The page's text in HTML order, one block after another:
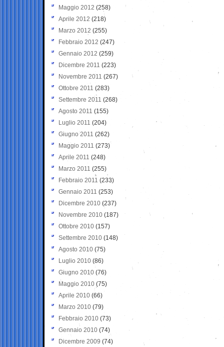
Maggio 2012 (258)
Aprile 2012 (218)
Marzo 2012 (255)
Febbraio 2012 (247)
Gennaio 2012 (259)
Dicembre 2011 (223)
Novembre 2011 (267)
Ottobre 2011 (283)
Settembre 2011 (268)
Agosto 2011 (155)
Luglio 2011 (204)
Giugno 2011 (262)
Maggio 2011 (273)
Aprile 2011 (248)
Marzo 2011 (255)
Febbraio 2011 (233)
Gennaio 2011 (253)
Dicembre 2010 (237)
Novembre 2010 (187)
Ottobre 2010 (157)
Settembre 2010 (148)
Agosto 2010 (75)
Luglio 2010 (86)
Giugno 2010 (76)
Maggio 2010 (75)
Aprile 2010 (66)
Marzo 2010 (79)
Febbraio 2010 (73)
Gennaio 2010 (74)
Dicembre 2009 (74)